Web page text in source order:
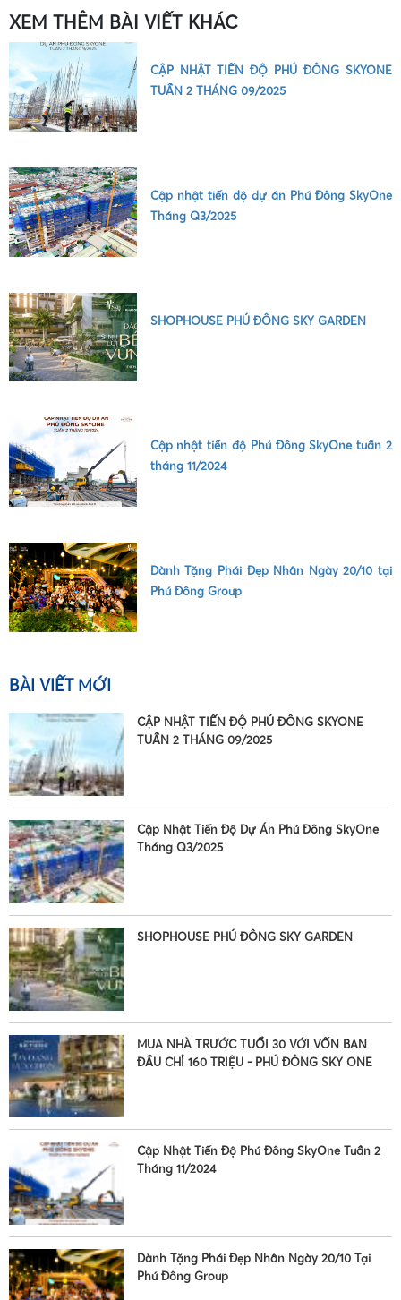
•
•
•
XEM THÊM BÀI VIẾT KHÁC
CẬP NHẬT TIẾN ĐỘ PHÚ ĐÔNG SKYONE
TUẦN 2 THÁNG 09/2025
Cập nhật tiến độ dự án Phú Đông SkyOne
Tháng Q3/2025
SHOPHOUSE PHÚ ĐÔNG SKY GARDEN
Cập nhật tiến độ Phú Đông SkyOne tuần 2
tháng 11/2024
Dành Tặng Phái Đẹp Nhân Ngày 20/10 tại
Phú Đông Group
BÀI VIẾT MỚI
CẬP NHẬT TIẾN ĐỘ PHÚ ĐÔNG SKYONE
TUẦN 2 THÁNG 09/2025
Cập Nhật Tiến Độ Dự Án Phú Đông SkyOne
Tháng Q3/2025
SHOPHOUSE PHÚ ĐÔNG SKY GARDEN
MUA NHÀ TRƯỚC TUỔI 30 VỚI VỐN BAN
ĐẦU CHỈ 160 TRIỆU - PHÚ ĐÔNG SKY ONE
Cập Nhật Tiến Độ Phú Đông SkyOne Tuần 2
Tháng 11/2024
Dành Tặng Phái Đẹp Nhân Ngày 20/10 Tại
Phú Đông Group